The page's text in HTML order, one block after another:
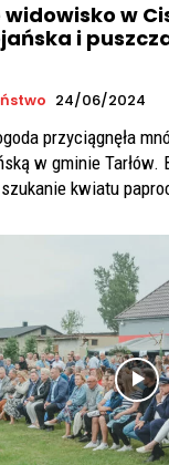
widowisko w
i
24/06/2024
przyciągnęła
w gminie Tarłów.
kwiatu